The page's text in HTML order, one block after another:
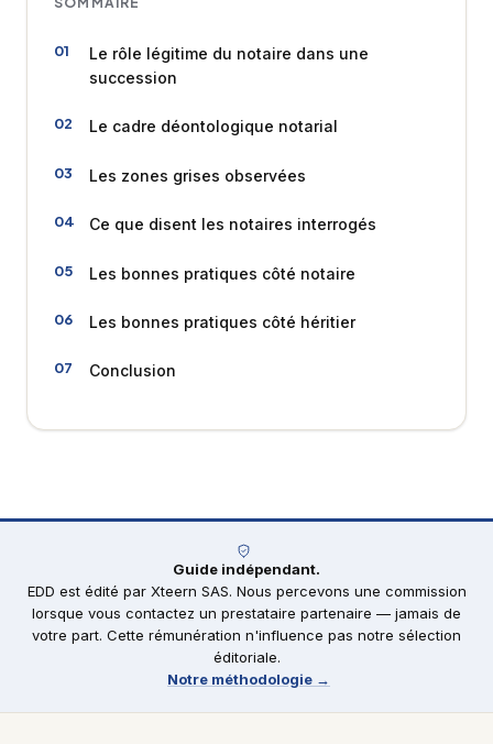
Le rôle légitime du notaire dans une
succession
Le cadre déontologique notarial
Les zones grises observées
Ce que disent les notaires interrogés
Les bonnes pratiques côté notaire
Les bonnes pratiques côté héritier
Conclusion
Guide indépendant.
EDD est édité par Xteern SAS. Nous percevons une commission
lorsque vous contactez un prestataire partenaire — jamais de
votre part. Cette rémunération n'influence pas notre sélection
éditoriale.
Notre méthodologie →